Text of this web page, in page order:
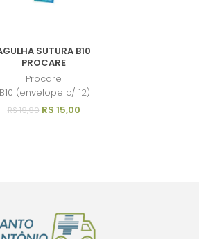
SUTURA B10
PROCARE
Procare
B10 (envelope c/ 12)
R$ 19,90 R$ 15,00